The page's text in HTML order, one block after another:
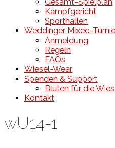
Kampfgericht
Sporthallen
Weddinger Mixed-
Anmeldung
Regeln
FAQs
Wiesel-Wear
Spenden & Support
Bluten für die
Kontakt
wU14-1